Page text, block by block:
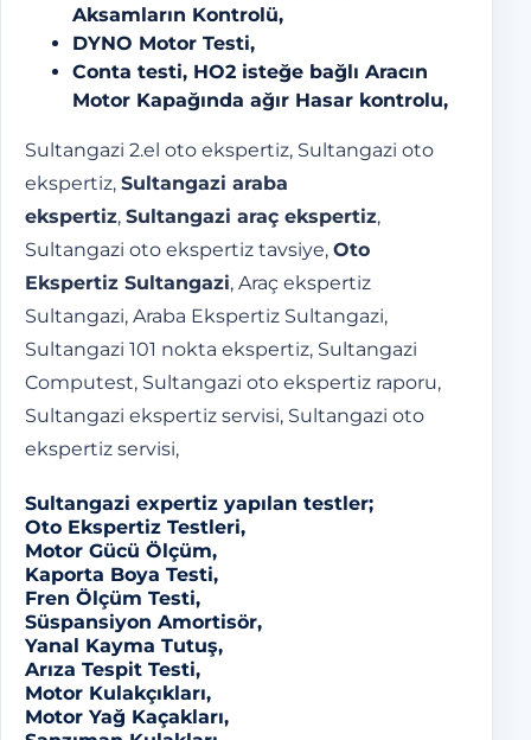
Aksamların Kontrolü,
DYNO Motor Testi,
Conta testi, HO2 isteğe bağlı Aracın
Motor Kapağında ağır Hasar kontrolu,
Sultangazi 2.el oto ekspertiz, Sultangazi oto
ekspertiz, Sultangazi araba
ekspertiz, Sultangazi araç ekspertiz,
Sultangazi oto ekspertiz tavsiye, Oto
Ekspertiz Sultangazi, Araç ekspertiz
Sultangazi, Araba Ekspertiz Sultangazi,
Sultangazi 101 nokta ekspertiz, Sultangazi
Computest, Sultangazi oto ekspertiz raporu,
Sultangazi ekspertiz servisi, Sultangazi oto
ekspertiz servisi,
Sultangazi expertiz yapılan testler;
Oto Ekspertiz Testleri,
Motor Gücü Ölçüm,
Kaporta Boya Testi,
Fren Ölçüm Testi,
Süspansiyon Amortisör,
Yanal Kayma Tutuş,
Arıza Tespit Testi,
Motor Kulakçıkları,
Motor Yağ Kaçakları,